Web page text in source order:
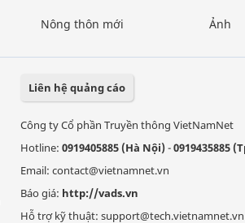
Nông thôn mới Ảnh
Liên hệ quảng cáo
Công ty Cổ phần Truyền thông VietNamNet
Hotline: 0919405885 (Hà Nội)-0919435885
Email: contact@vietnamnet.vn
Báo giá: http://vads.vn
Hỗ trợ kỹ thuật: support@tech.vietnamnet.vn